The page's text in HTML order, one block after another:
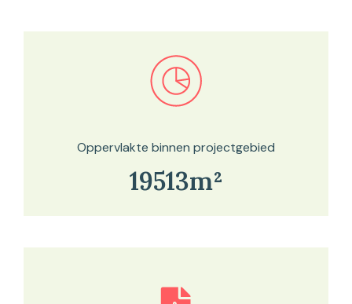
Bekijk in onze kaartviewer
Oppervlakte binnen projectgebied
19513m²